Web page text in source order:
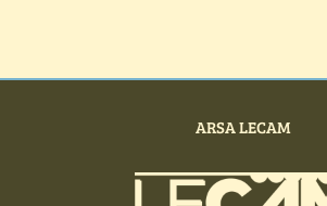
ARSA LECAM